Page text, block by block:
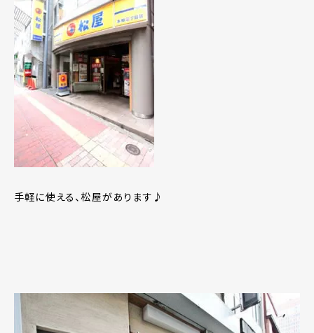
手軽に使える、松屋があります♪